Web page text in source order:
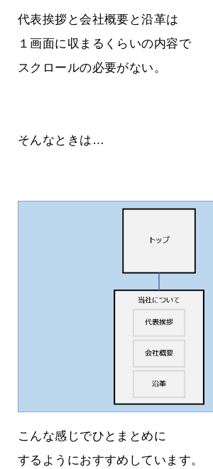
代表挨拶と会社概要と沿革は
１画面に収まるくらいの内容で
スクロールの必要がない。
そんなときは…
こんな感じでひとまとめに
するようにおすすめしています。